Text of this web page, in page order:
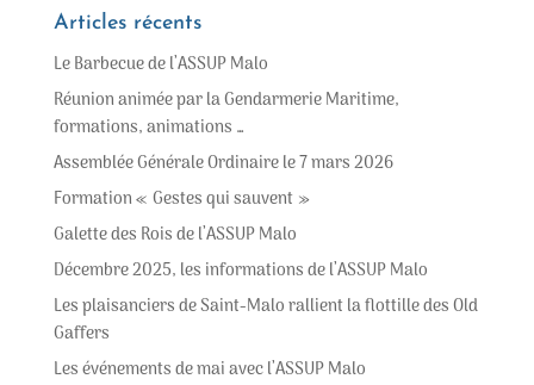
Articles récents
Le Barbecue de l’ASSUP Malo
Réunion animée par la Gendarmerie Maritime,
formations, animations …
Assemblée Générale Ordinaire le 7 mars 2026
Formation « Gestes qui sauvent »
Galette des Rois de l’ASSUP Malo
Décembre 2025, les informations de l’ASSUP Malo
Les plaisanciers de Saint-Malo rallient la flottille des Old
Gaffers
Les événements de mai avec l’ASSUP Malo